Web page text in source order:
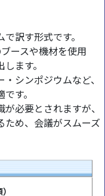
訳す形式です。
ースや機材を使用
ます。
シンポジウムなど、
す。
必要とされますが、
ため、会議がスムーズ